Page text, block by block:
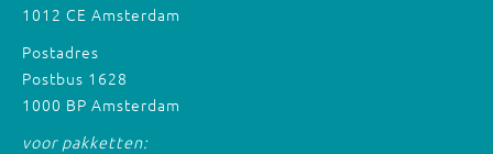
1012 CE Amsterdam
Postadres
Postbus 1628
1000 BP Amsterdam
voor pakketten: